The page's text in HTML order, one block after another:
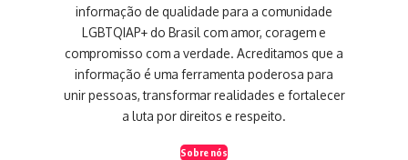
informação de qualidade para a comunidade
LGBTQIAP+ do Brasil com amor, coragem e
compromisso com a verdade. Acreditamos que a
informação é uma ferramenta poderosa para
unir pessoas, transformar realidades e fortalecer
a luta por direitos e respeito.
Sobre nós